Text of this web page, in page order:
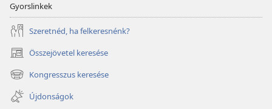
Gyorslinkek
Szeretnéd, ha felkeresnénk?
Összejövetel keresése
(opens
new
window)
Kongresszus keresése
(opens
new
window)
Újdonságok